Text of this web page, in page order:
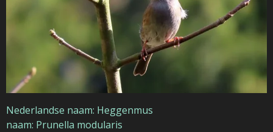
Nederlandse naam: Heggenmus
naam: Prunella modularis